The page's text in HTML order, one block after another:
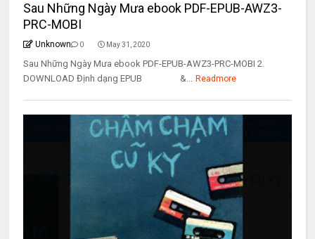
Sau Những Ngày Mưa ebook PDF-EPUB-AWZ3-
PRC-MOBI
Unknown 0 May 31, 2020
Sau Những Ngày Mưa ebook PDF-EPUB-AWZ3-PRC-MOBI 2.
DOWNLOAD Định dạng EPUB &... Readmore